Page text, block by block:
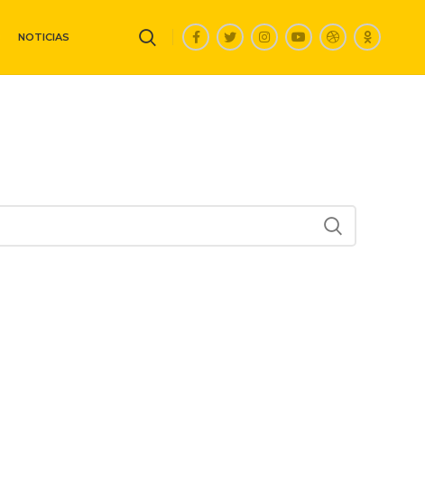
NOTICIAS